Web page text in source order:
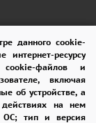
данного cookie-
интернет-ресурсу
файлов и
включая
об устройстве, а
на нем
ОС; тип и версия
ВОЗВРАТ